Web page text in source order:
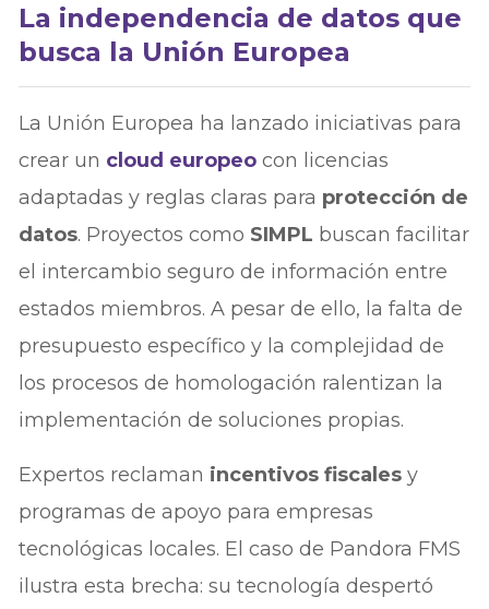
La independencia de datos que
busca la Unión Europea
La Unión Europea ha lanzado iniciativas para
crear un cloud europeo con licencias
adaptadas y reglas claras para protección de
datos. Proyectos como SIMPL buscan facilitar
el intercambio seguro de información entre
estados miembros. A pesar de ello, la falta de
presupuesto específico y la complejidad de
los procesos de homologación ralentizan la
implementación de soluciones propias.
Expertos reclaman incentivos fiscales y
programas de apoyo para empresas
tecnológicas locales. El caso de Pandora FMS
ilustra esta brecha: su tecnología despertó